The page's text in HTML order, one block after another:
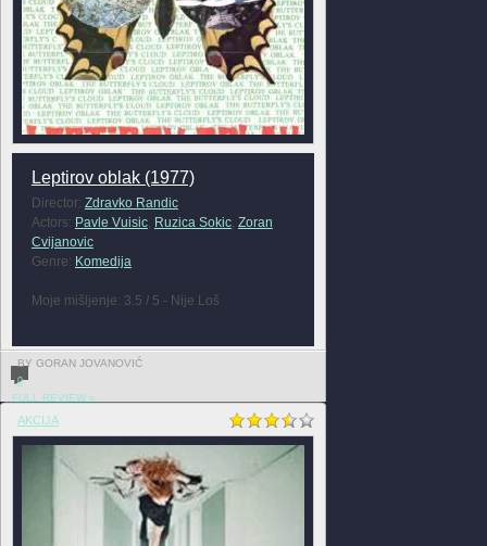
Leptirov oblak (1977)
Director: Zdravko Randic
Actors: Pavle Vuisic, Ruzica Sokic, Zoran
Cvijanovic
Genre: Komedija
Moje mišljenje: 3.5 / 5 - Nije Loš
BY GORAN JOVANOVIĆ
0
FULL REVIEW »
AKCIJA